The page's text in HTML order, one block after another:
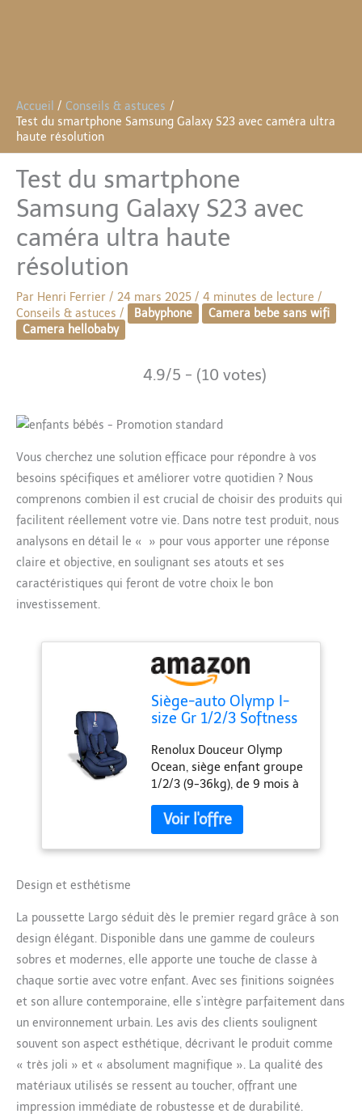
Accueil
Conseils & astuces
Test du smartphone Samsung Galaxy S23 avec caméra ultra
haute résolution
Test du smartphone
Samsung Galaxy S23 avec
caméra ultra haute
résolution
Par Henri Ferrier / 24 mars 2025 / 4 minutes de lecture /
Conseils & astuces / Babyphone
Camera bebe sans wifi
Camera hellobaby
4.9/5 - (10 votes)
Vous cherchez une solution efficace pour répondre à vos
besoins spécifiques et améliorer votre quotidien ? Nous
comprenons combien il est crucial de choisir des produits qui
facilitent réellement votre vie. Dans notre test produit, nous
analysons en détail le « » pour vous apporter une réponse
claire et objective, en soulignant ses atouts et ses
caractéristiques qui feront de votre choix le bon
investissement.
Siège-auto Olymp I-
size Gr 1/2/3 Softness
Renolux Douceur Olymp
Ocean, siège enfant groupe
1/2/3 (9-36kg), de 9 mois à
INFANT_TODDLER_CAR_SEAT
Rénolux Couleur: Bleu
Design et esthétisme
La poussette Largo séduit dès le premier regard grâce à son
design élégant. Disponible dans une gamme de couleurs
sobres et modernes, elle apporte une touche de classe à
chaque sortie avec votre enfant. Avec ses finitions soignées
et son allure contemporaine, elle s’intègre parfaitement dans
un environnement urbain. Les avis des clients soulignent
souvent son aspect esthétique, décrivant le produit comme
« très joli » et « absolument magnifique ». La qualité des
matériaux utilisés se ressent au toucher, offrant une
impression immédiate de robustesse et de durabilité.